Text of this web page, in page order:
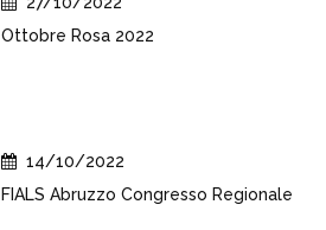
Ottobre Rosa 2022
14/10/2022
FIALS Abruzzo Congresso Regionale